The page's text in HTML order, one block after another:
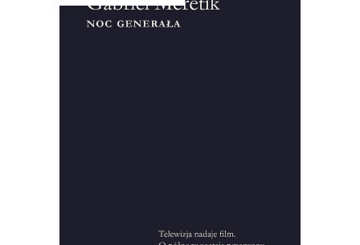
44.00zł 10.00zł